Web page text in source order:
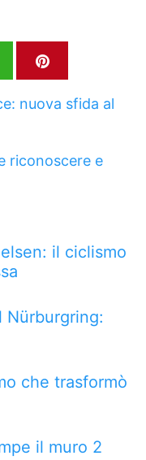
nuova sfida al
riconoscere e
il ciclismo
Nürburgring:
che trasformò
il muro 2